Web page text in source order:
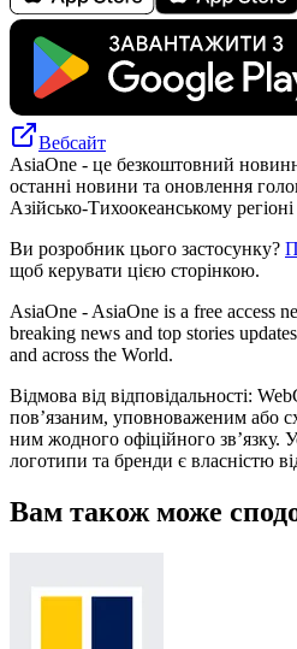
Вебсайт
AsiaOne - це безкоштовний
останні новини та оновлення
Азійсько-Тихоокеанському регіоні
Ви розробник цього застосунку?
щоб керувати цією сторінкою.
AsiaOne - AsiaOne is a free access
breaking news and top stories
and across the World.
Відмова від відповідальності:
пов’язаним, уповноваженим або
ним жодного офіційного зв’язку.
логотипи та бренди є власністю
Вам також може